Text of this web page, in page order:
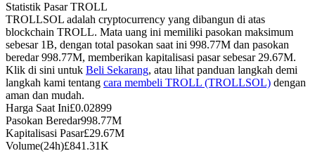
Copy Trading
Bergabunglah dengan pedagang top
Statistik Pasar TROLL
TROLLSOL adalah cryptocurrency yang dibangun di atas
blockchain TROLL. Mata uang ini memiliki pasokan maksimum
sebesar 1B, dengan total pasokan saat ini 998.77M dan pasokan
beredar 998.77M, memberikan kapitalisasi pasar sebesar 29.67M.
Klik di sini untuk Beli Sekarang, atau lihat panduan langkah demi
langkah kami tentang cara membeli TROLL (TROLLSOL) dengan
aman dan mudah.
Harga Saat Ini£0.02899
Pasokan Beredar998.77M
Kapitalisasi Pasar£29.67M
Volume(24h)£841.31K